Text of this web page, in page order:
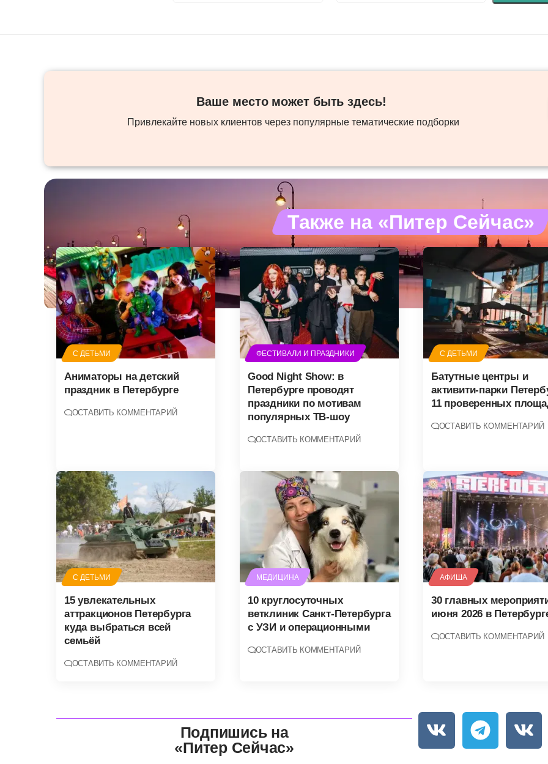
Ваше место может быть здесь! ​
Привлекайте новых клиентов через популярные тематические подборки
Также на «Питер Сейчас»
С ДЕТЬМИ
Аниматоры на детский
праздник в Петербурге
ОСТАВИТЬ КОММЕНТАРИЙ
ФЕСТИВАЛИ И ПРАЗДНИКИ
Good Night Show: в
Петербурге проводят
праздники по мотивам
популярных ТВ-шоу
ОСТАВИТЬ КОММЕНТАРИЙ
С ДЕТЬМИ
Батутные центры и
активити-парки
11 проверенных
ОСТАВИТЬ КОММЕНТАРИЙ
С ДЕТЬМИ
15 увлекательных
аттракционов Петербурга
куда выбраться всей
семьёй
ОСТАВИТЬ КОММЕНТАРИЙ
МЕДИЦИНА
10 круглосуточных
ветклиник Санкт-Петербурга
с УЗИ и операционными
ОСТАВИТЬ КОММЕНТАРИЙ
АФИША
30 главных
июня 2026 в
ОСТАВИТЬ КОММЕНТАРИЙ
Подпишись на
«Питер Сейчас»